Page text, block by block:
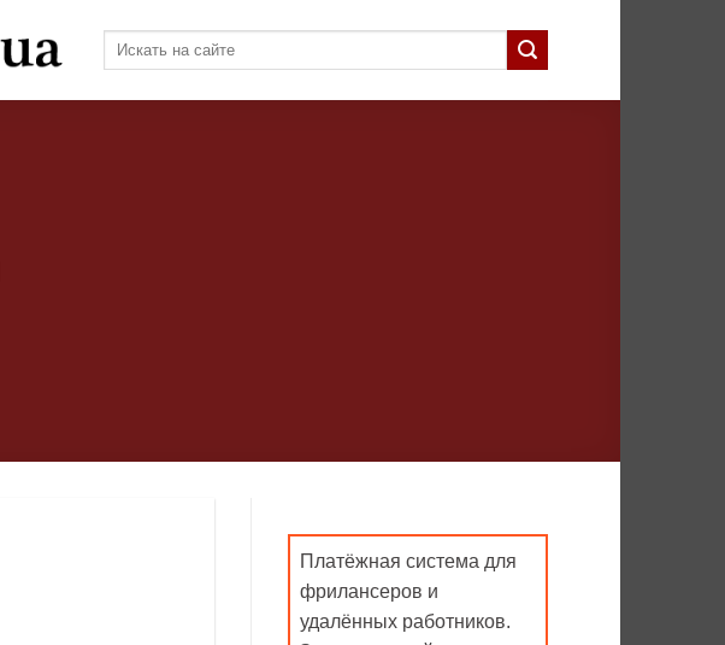
Платёжная система для
фрилансеров и
удалённых работников.